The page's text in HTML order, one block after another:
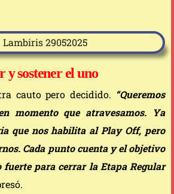
sostener el uno
cauto pero decidido. “Queremos
momento que atravesamos. Ya
que nos habilita al Play Off, pero
Cada punto cuenta y el objetivo
fuerte para cerrar la Etapa Regular